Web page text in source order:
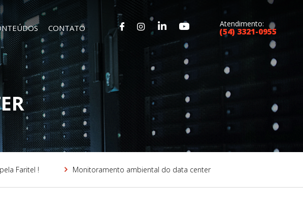
CONTATO Atendimento:
(54) 3321-0955
Faritel ! Monitoramento ambiental do data center